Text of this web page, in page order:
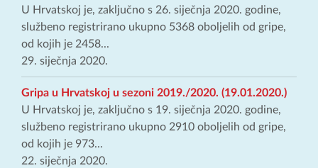
U Hrvatskoj je, zaključno s 26. siječnja 2020. godine,
službeno registrirano ukupno 5368 oboljelih od gripe,
od kojih je 2458...
29. siječnja 2020.
Gripa u Hrvatskoj u sezoni 2019./2020. (19.01.2020.)
U Hrvatskoj je, zaključno s 19. siječnja 2020. godine,
službeno registrirano ukupno 2910 oboljelih od gripe,
od kojih je 973...
22. siječnja 2020.